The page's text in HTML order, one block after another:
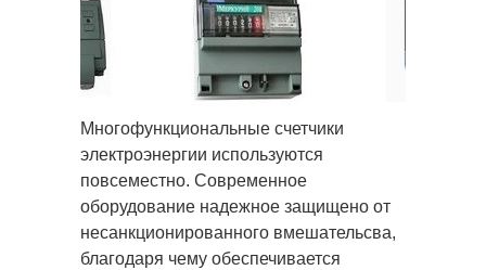
Многофункциональные счетчики
электроэнергии используются
повсеместно. Современное
оборудование надежное защищено от
несанкционированного вмешательсва,
благодаря чему обеспечивается